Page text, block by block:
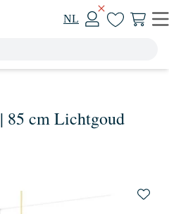
NL
85 cm Lichtgoud